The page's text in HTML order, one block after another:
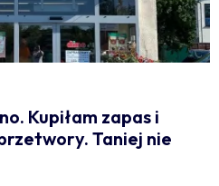
Kupiłam zapas i
Taniej nie